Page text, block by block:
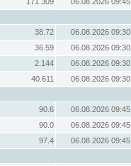
38.72
06.08.2026 09:30
36.59
06.08.2026 09:30
2.144
06.08.2026 09:30
40.611
06.08.2026 09:30
90.6
06.08.2026 09:45
90.0
06.08.2026 09:45
97.4
06.08.2026 09:45